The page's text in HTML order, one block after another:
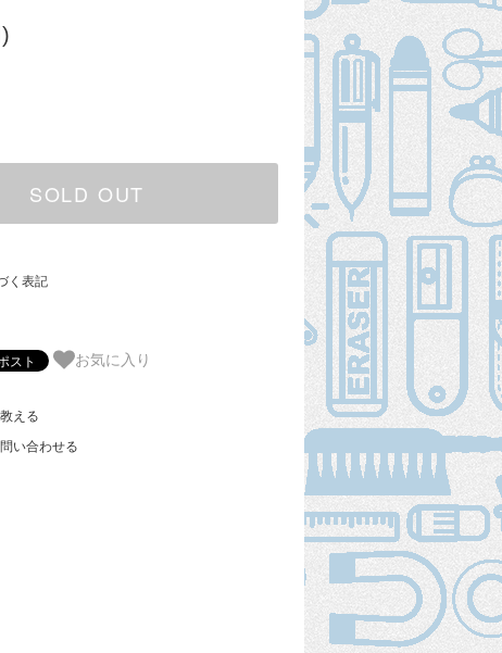
SOLD OUT
く表記
お気に入り
える
い合わせる